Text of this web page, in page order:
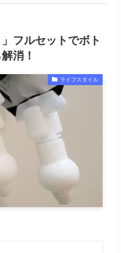
フルセットでボト
消！
ライフスタイル